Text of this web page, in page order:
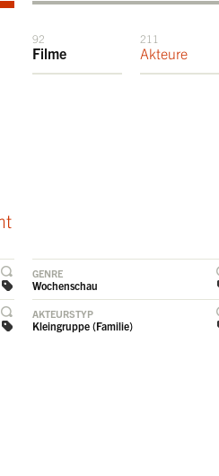
92
Filme
211
Akteure
GENRE
Wochenschau
AKTEURSTYP
Kleingruppe (Familie)